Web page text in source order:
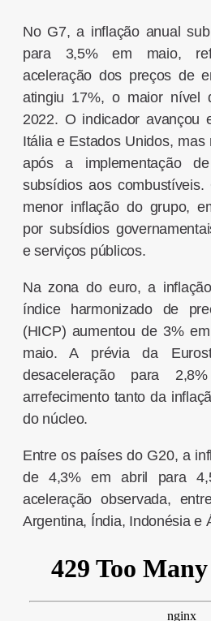
No G7, a inflação anual
para 3,5% em maio,
aceleração dos preços de
atingiu 17%, o maior nível
2022. O indicador avançou
Itália e Estados Unidos, mas
após a implementação
subsídios aos
menor inflação do grupo,
por subsídios
e serviços públicos.
Na zona do euro, a
índice harmonizado de
(HICP) aumentou de 3%
maio. A prévia da
desaceleração para
arrefecimento tanto da
do núcleo.
Entre os países do G20, a
de 4,3% em abril para
aceleração observada,
Argentina, Índia, Indonésia e